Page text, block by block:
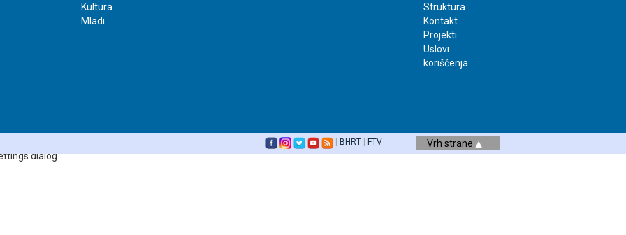
dialog
Kultura
Mladi
Struktura
Kontakt
Projekti
Uslovi
korišćenja
BHRT FTV Vrh strane